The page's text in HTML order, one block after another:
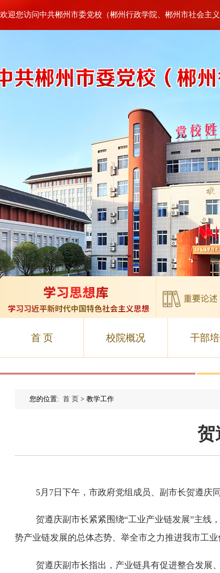
欢迎您访问中共郴州市委党校（郴州行政学院、郴州市社会主
首 页 校院概况 干部
您的位置: 首 页 > 教学工作
贺
5月7日下午， 市政府党组成员 、副市长贺遵庆
贺遵庆副市长紧紧围绕“工业产业链发展”主线
势产业链发展的总体态势、举全市之力推进我市工
贺遵庆副市长指出，产业链具有促进整合发展